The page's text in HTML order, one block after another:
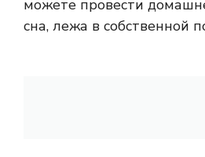
можете провести
сна, лежа в собственной